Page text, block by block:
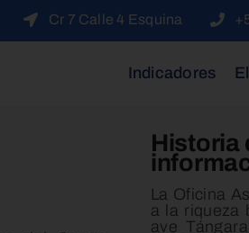
Cr 7 Calle 4 Esquina
Indicadores
Historia
La Oficina
a la riqueza
ave